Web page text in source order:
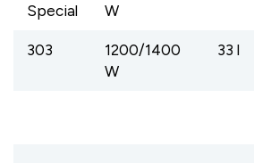
Special
W
303
1200/1400
W
33 l